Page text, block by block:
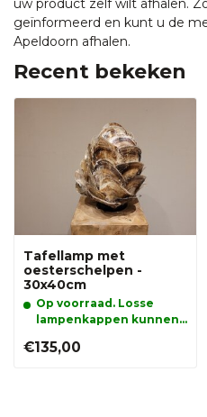
uw product zelf wilt afhalen.
geïnformeerd en kunt u de
Apeldoorn afhalen.
Recent bekeken
Tafellamp met
oesterschelpen -
30x40cm
Op voorraad. Losse
lampenkappen kunnen
worden
€135,00